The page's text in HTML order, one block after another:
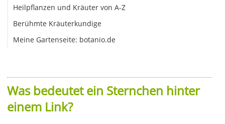
Heilpflanzen und Kräuter von A-Z
Berühmte Kräuterkundige
Meine Gartenseite: botanio.de
Was bedeutet ein Sternchen hinter
einem Link?